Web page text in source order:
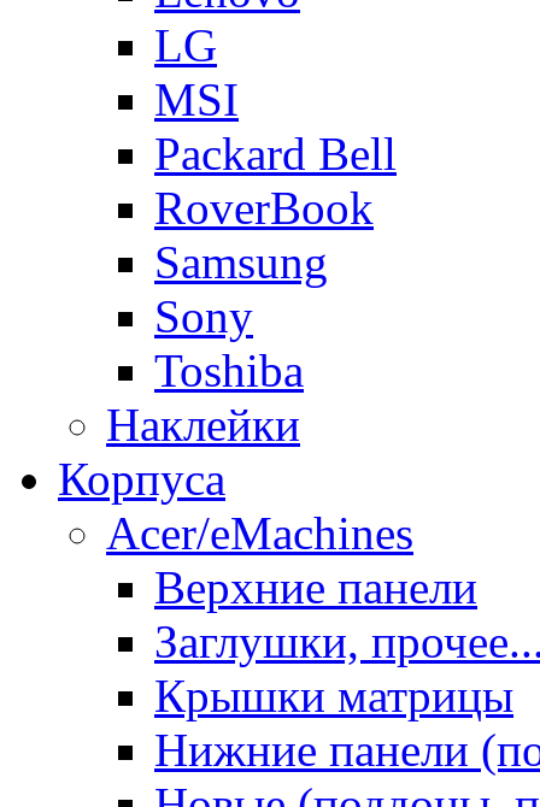
LG
MSI
Packard Bell
RoverBook
Samsung
Sony
Toshiba
Наклейки
Корпуса
Acer/eMachines
Верхние панели
Заглушки,
Крышки матрицы
Нижние панели